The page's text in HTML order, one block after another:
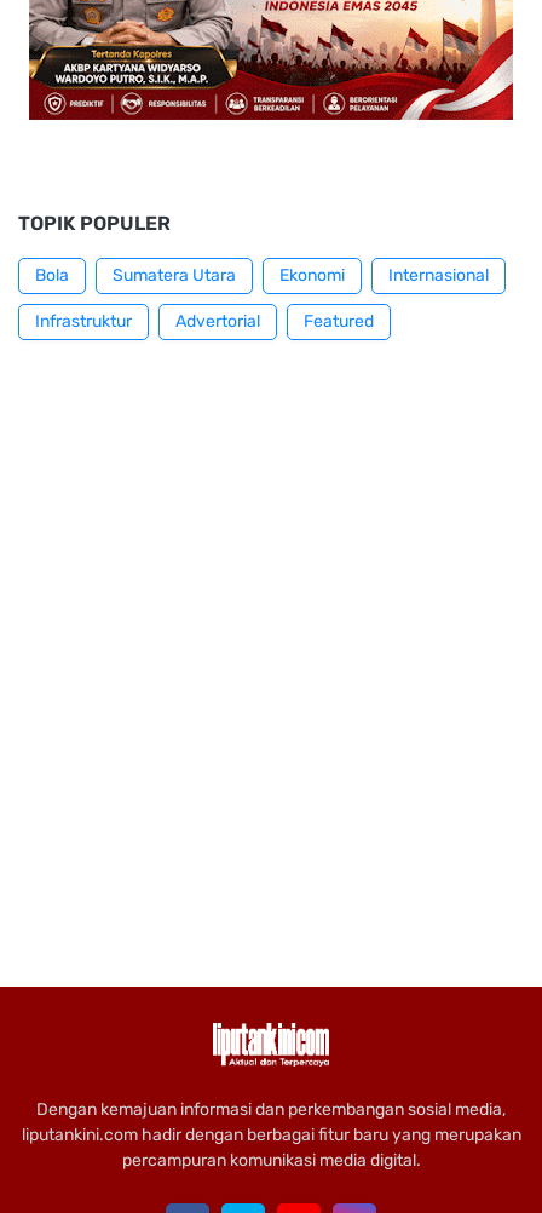
TOPIK POPULER
Bola Sumatera Utara Ekonomi Internasional
Infrastruktur Advertorial Featured
Dengan kemajuan informasi dan perkembangan sosial media,
liputankini.com hadir dengan berbagai fitur baru yang merupakan
percampuran komunikasi media digital.